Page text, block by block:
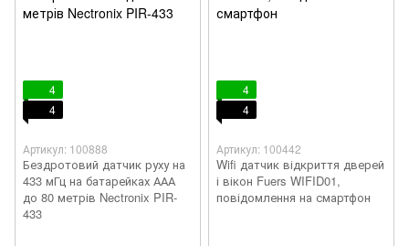
4
4
Артикул: 100888
Бездротовий датчик руху на
433 мГц на батарейках ААА
до 80 метрів Nectronix PIR-
433
4
4
Артикул: 100442
Wifi датчик відкриття дверей
і вікон Fuers WIFID01,
повідомлення на смартфон